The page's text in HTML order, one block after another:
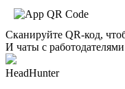
Сканируйте QR-код,
И чаты с
HeadHunter